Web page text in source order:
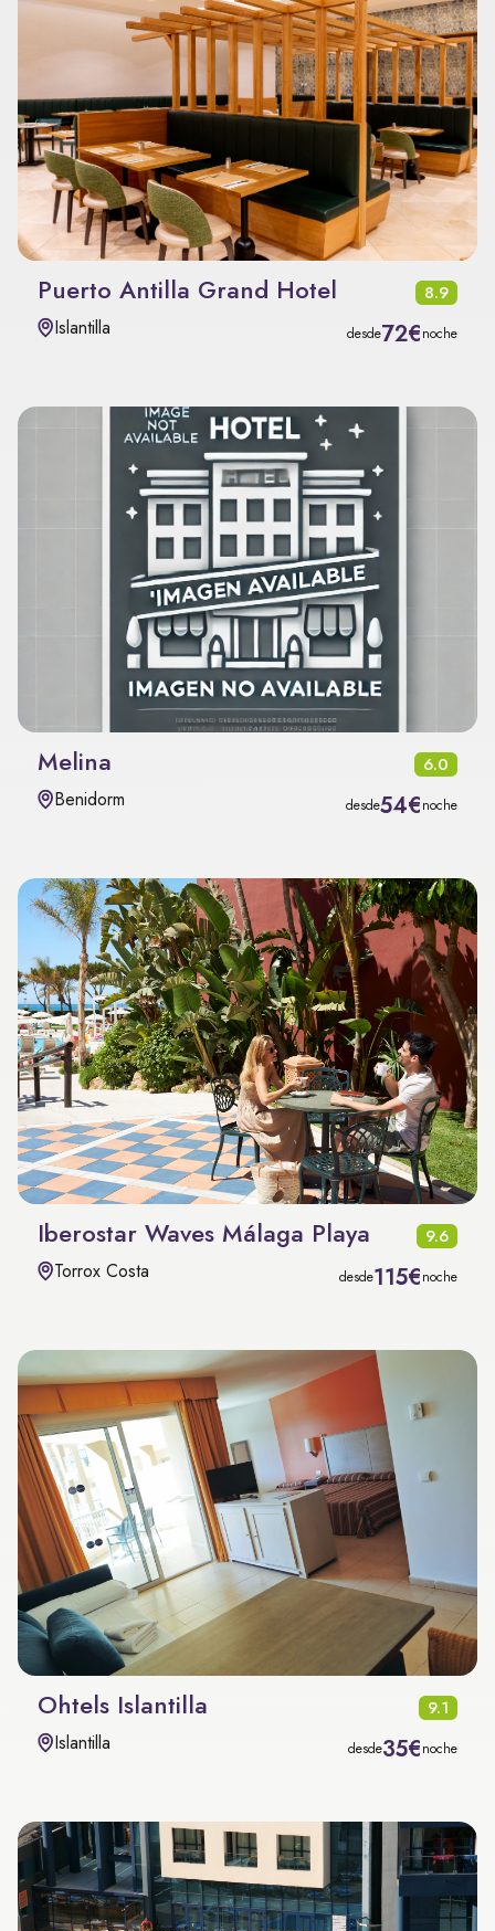
Puerto Antilla Grand Hotel 8.9
Islantilla desde72€noche
Melina 6.0
Benidorm desde54€noche
Iberostar Waves Málaga Playa 9.6
Torrox Costa desde115€noche
Ohtels Islantilla 9.1
Islantilla desde35€noche